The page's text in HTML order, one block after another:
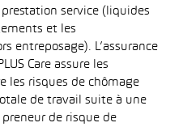
service (liquides
et les
entreposage). L’assurance
Care assure les
les risques de chômage
de travail suite à une
de risque de